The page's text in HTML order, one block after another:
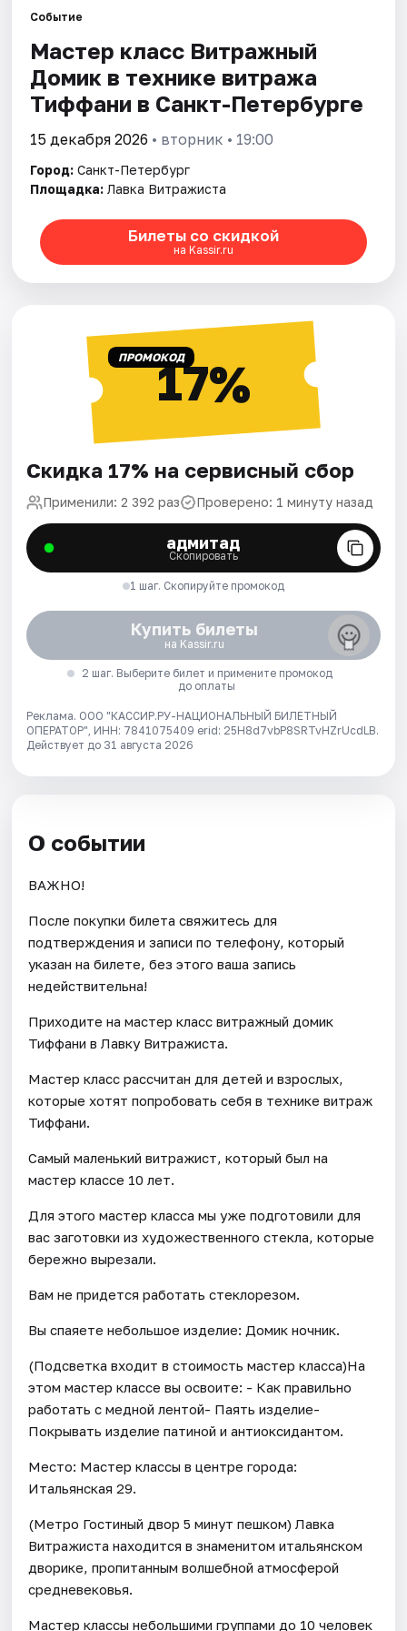
Города
Площадки
Артисты
Рейтинги
Событие
Мастер класс Витражный
Домик в технике витража
Тиффани в Санкт-Петербурге
15 декабря 2026 • вторник • 19:00
Город: Санкт-Петербург
Площадка: Лавка Витражиста
Билеты со скидкой
на Kassir.ru
ПРОМОКОД17%
Скидка 17% на сервисный сбор
Применили: 2 392 раз Проверено: 1 минуту назад
адмитад
Скопировать
1 шаг. Скопируйте промокод
Купить билеты
на Kassir.ru
2 шаг. Выберите билет и примените промокод
до оплаты
Реклама. ООО "КАССИР.РУ-НАЦИОНАЛЬНЫЙ БИЛЕТНЫЙ
ОПЕРАТОР", ИНН: 7841075409 erid: 25H8d7vbP8SRTvHZrUcdLB.
Действует до 31 августа 2026
О событии
ВАЖНО!
После покупки билета свяжитесь для
подтверждения и записи по телефону, который
указан на билете, без этого ваша запись
недействительна!
Приходите на мастер класс витражный домик
Тиффани в Лавку Витражиста.
Мастер класс рассчитан для детей и взрослых,
которые хотят попробовать себя в технике витраж
Тиффани.
Самый маленький витражист, который был на
мастер классе 10 лет.
Для этого мастер класса мы уже подготовили для
вас заготовки из художественного стекла, которые
бережно вырезали.
Вам не придется работать стеклорезом.
Вы спаяете небольшое изделие: Домик ночник.
(Подсветка входит в стоимость мастер класса)На
этом мастер классе вы освоите: - Как правильно
работать с медной лентой- Паять изделие-
Покрывать изделие патиной и антиоксидантом.
Место: Мастер классы в центре города:
Итальянская 29.
(Метро Гостиный двор 5 минут пешком) Лавка
Витражиста находится в знаменитом итальянском
дворике, пропитанным волшебной атмосферой
средневековья.
Мастер классы небольшими группами до 10 человек